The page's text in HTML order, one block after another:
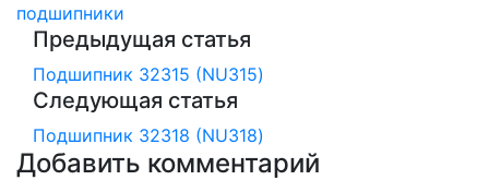
подшипники
Предыдущая статья
Подшипник 32315 (NU315)
Следующая статья
Подшипник 32318 (NU318)
Добавить комментарий